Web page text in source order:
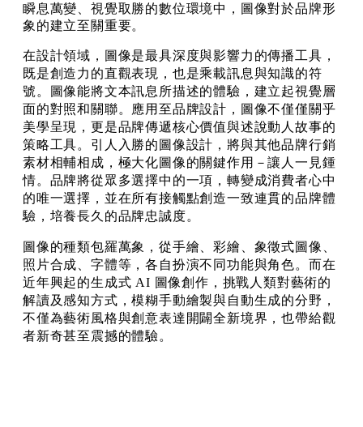
瞬息萬變、視覺取勝的數位環境中，圖像對於品牌形
象的建立至關重要。
在設計領域，圖像是最具深度與影響力的傳播工具，
既是創造力的直觀表現，也是乘載訊息與知識的符
號。圖像能將文本訊息所描述的體驗，建立起視覺層
面的對照和關聯。應用至品牌設計，圖像不僅僅關乎
美學呈現，更是品牌傳遞核心價值與述說動人故事的
策略工具。引人入勝的圖像設計，將與其他品牌行銷
素材相輔相成，極大化圖像的關鍵作用－讓人一見鍾
情。品牌將從眾多選擇中的一項，轉變成消費者心中
的唯一選擇，並在所有接觸點創造一致連貫的品牌體
驗，培養長久的品牌忠誠度。
圖像的種類包羅萬象，從手繪、彩繪、象徵式圖像、
照片合成、字體等，各自扮演不同功能與角色。而在
近年興起的生成式 AI 圖像創作，挑戰人類對藝術的
解讀及感知方式，模糊手動繪製與自動生成的分野，
不僅為藝術風格與創意表達開闢全新境界，也帶給觀
者新奇甚至震撼的體驗。